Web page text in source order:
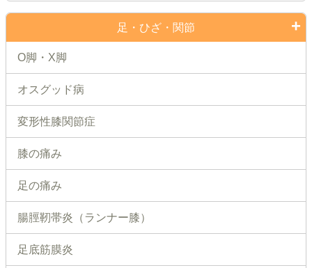
足・ひざ・関節
O脚・X脚
オスグッド病
変形性膝関節症
膝の痛み
足の痛み
腸脛靭帯炎（ランナー膝）
足底筋膜炎